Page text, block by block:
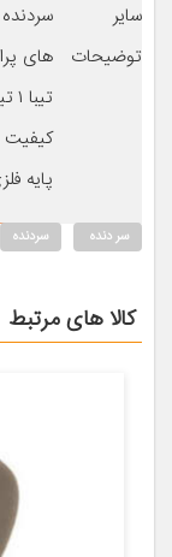
سایر
توضیحات
تیبا ۱ تیبا دو سمند
کیفیت
پایه
سر دنده سردنده
کالا های مرتبط